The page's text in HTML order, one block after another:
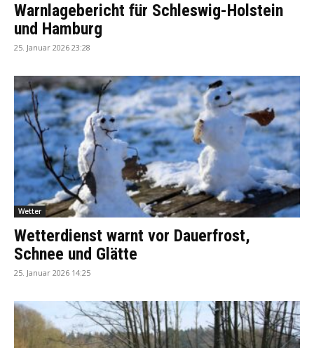
Warnlagebericht für Schleswig-Holstein
und Hamburg
25. Januar 2026 23:28
Wetter
Wetterdienst warnt vor Dauerfrost,
Schnee und Glätte
25. Januar 2026 14:25